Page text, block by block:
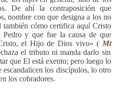
De ahí la contraposición que
nombre con que designa a los no
también cómo certifica aquí Cristo
y que fue la causa de que
el Hijo de Dios vivo» ( Mt
el tributo ni manda darlo sin
que El está exento; pero luego lo
escandalicen los discípulos, lo otro
los cobradores.